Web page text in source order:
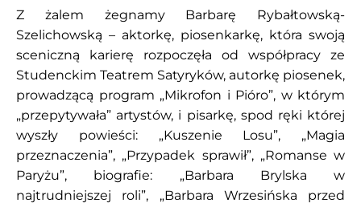
Z żalem żegnamy Barbarę Rybałtowską-
Szelichowską – aktorkę, piosenkarkę, która swoją
sceniczną karierę rozpoczęła od współpracy ze
Studenckim Teatrem Satyryków, autorkę piosenek,
prowadzącą program „Mikrofon i Pióro”, w którym
„przepytywała” artystów, i pisarkę, spod ręki której
wyszły powieści: „Kuszenie Losu”, „Magia
przeznaczenia”, „Przypadek sprawił”, „Romanse w
Paryżu”, biografie: „Barbara Brylska w
najtrudniejszej roli”, „Barbara Wrzesińska przed